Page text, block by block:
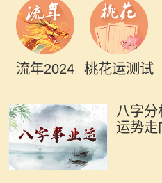
流年2024 桃花运测试
八字
运势走